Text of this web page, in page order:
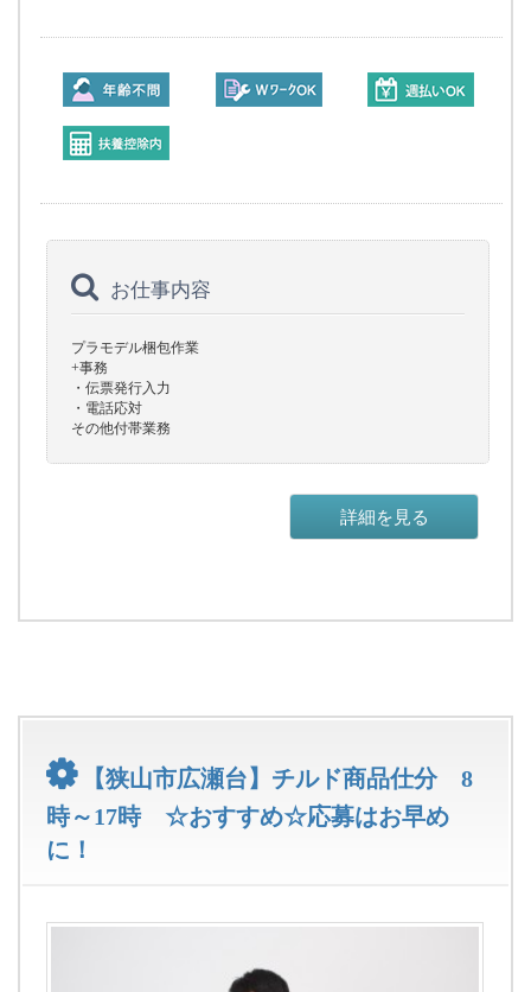
お仕事内容
プラモデル梱包作業
+事務
・伝票発行入力
・電話応対
その他付帯業務
詳細を見る
【狭山市広瀬台】チルド商品仕分 8
時～17時 ☆おすすめ☆応募はお早め
に！